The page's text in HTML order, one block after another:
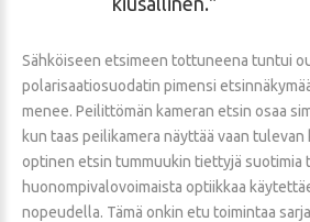
Sähköiseen etsimeen tottuneena tuntui
polarisaatiosuodatin pimensi
menee. Peilittömän kameran etsin osaa
kun taas peilikamera näyttää vaan tulevan
optinen etsin tummuukin tiettyjä suotimia
huonompivalovoimaista optiikkaa
nopeudella. Tämä onkin etu toimintaa